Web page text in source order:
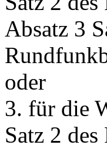
Absatz 3
oder
3. für die
Satz 2